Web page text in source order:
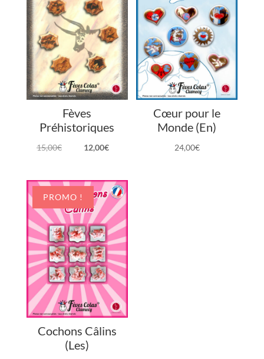
Fèves
Préhistoriques
15,00€
initial
était :
15,00€.
12,00€
actuel
est :
12,00€.
Cœur pour le
Monde (En)
24,00€
PROMO !
Cochons Câlins
(Les)